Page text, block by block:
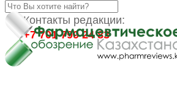
Контакты редакции:
+7 701 799 24 83